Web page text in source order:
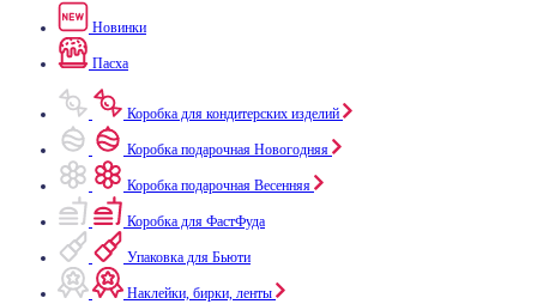
Новинки
Пасха
Коробка для кондитерских изделий
Коробка подарочная Новогодняя
Коробка подарочная Весенняя
Коробка для ФастФуда
Упаковка для Бьюти
Наклейки, бирки, ленты